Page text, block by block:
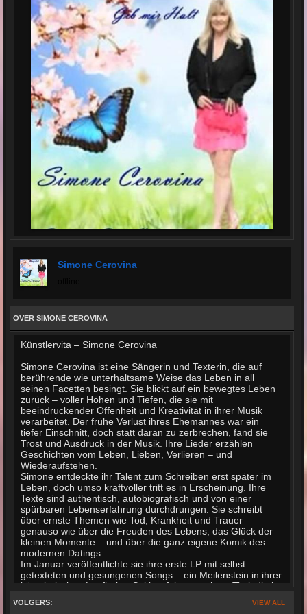
Simone Cerovina
OVER SIMONE CEROVINA
Künstlervita – Simone Cerovina
Simone Cerovina ist eine Sängerin und Texterin, die auf
berührende wie unterhaltsame Weise das Leben in all
seinen Facetten besingt. Sie blickt auf ein bewegtes Leben
zurück – voller Höhen und Tiefen, die sie mit
beeindruckender Offenheit und Kreativität in ihrer Musik
verarbeitet. Der frühe Verlust ihres Ehemannes war ein
tiefer Einschnitt, doch statt daran zu zerbrechen, fand sie
Trost und Ausdruck in der Musik. Ihre Lieder erzählen
Geschichten vom Leben, Lieben, Verlieren – und
Wiederaufstehen.
Simone entdeckte ihr Talent zum Schreiben erst später im
Leben, doch umso kraftvoller tritt es in Erscheinung. Ihre
Texte sind authentisch, autobiografisch und von einer
spürbaren Lebenserfahrung durchdrungen. Sie schreibt
über ernste Themen wie Tod, Krankheit und Trauer
genauso wie über die Freuden des Lebens, das Glück der
kleinen Momente – und über die ganz eigene Komik des
modernen Datings.
Im Januar veröffentlichte sie ihre erste LP mit selbst
getexteten und gesungenen Songs – ein Meilenstein in ihrer
künstlerischen Laufbahn. Seither folgten weitere Titel, die in
auch mehrfach auf Platz 1 gelandet sind. Ihre FanbaseVIEW ALL
VOLGERS: